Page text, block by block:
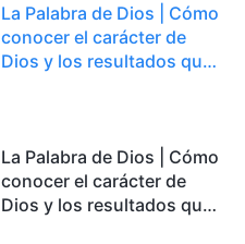
La Palabra de Dios | Cómo
conocer el carácter de
Dios y los resultados que
La Palabra de Dios | Cómo
conocer el carácter de
Dios y los resultados que